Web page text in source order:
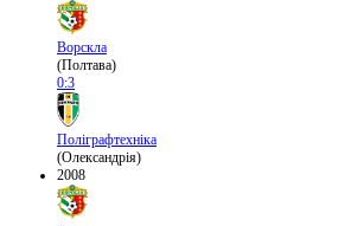
Ворскла
(Полтава)
0:3
Поліграфтехніка
(Олександрія)
2008